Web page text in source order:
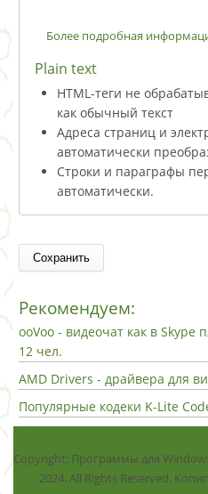
Более подробная
Plain text
HTML-теги не
как обычный текст
Адреса страниц и
автоматически
Строки и параграфы
автоматически.
Рекомендуем:
ooVoo - видеочат как в
12 чел.
AMD Drivers - драйвера для
Популярные кодеки K-Lite
Copyright: Программы для
2024. All Rights Reserved.